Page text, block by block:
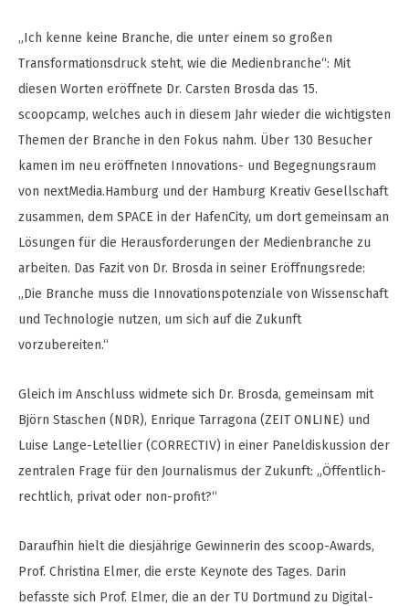
„Ich kenne keine Branche, die unter einem so großen
Transformationsdruck steht, wie die Medienbranche“: Mit
diesen Worten eröffnete Dr. Carsten Brosda das 15.
scoopcamp, welches auch in diesem Jahr wieder die wichtigsten
Themen der Branche in den Fokus nahm. Über 130 Besucher
kamen im neu eröffneten Innovations- und Begegnungsraum
von nextMedia.Hamburg und der Hamburg Kreativ Gesellschaft
zusammen, dem SPACE in der HafenCity, um dort gemeinsam an
Lösungen für die Herausforderungen der Medienbranche zu
arbeiten. Das Fazit von Dr. Brosda in seiner Eröffnungsrede:
„Die Branche muss die Innovationspotenziale von Wissenschaft
und Technologie nutzen, um sich auf die Zukunft
vorzubereiten.“
Gleich im Anschluss widmete sich Dr. Brosda, gemeinsam mit
Björn Staschen (NDR), Enrique Tarragona (ZEIT ONLINE) und
Luise Lange-Letellier (CORRECTIV) in einer Paneldiskussion der
zentralen Frage für den Journalismus der Zukunft: „Öffentlich-
rechtlich, privat oder non-profit?“
Daraufhin hielt die diesjährige Gewinnerin des scoop-Awards,
Prof. Christina Elmer, die erste Keynote des Tages. Darin
befasste sich Prof. Elmer, die an der TU Dortmund zu Digital-